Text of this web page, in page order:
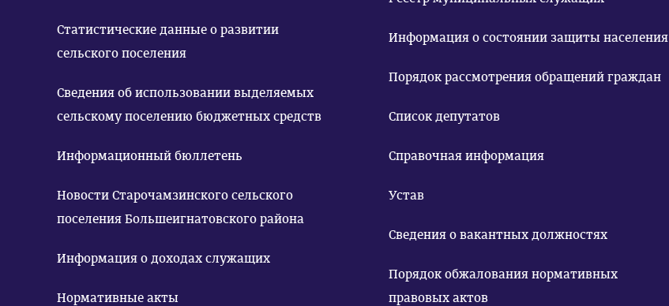
Статистические данные о развитии
сельского поселения
Сведения об использовании выделяемых
сельскому поселению бюджетных средств
Информационный бюллетень
Новости Старочамзинского сельского
поселения Большеигнатовского района
Информация о доходах служащих
Нормативные акты
Информация о состоянии защиты населения
Порядок рассмотрения обращений граждан
Список депутатов
Справочная информация
Устав
Сведения о вакантных должностях
Порядок обжалования нормативных
правовых актов